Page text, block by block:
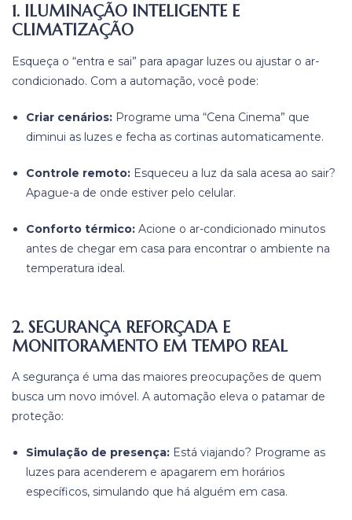
1. ILUMINAÇÃO INTELIGENTE E
CLIMATIZAÇÃO
Esqueça o “entra e sai” para apagar luzes ou ajustar o ar-
condicionado. Com a automação, você pode:
Criar cenários: Programe uma “Cena Cinema” que
diminui as luzes e fecha as cortinas automaticamente.
Controle remoto: Esqueceu a luz da sala acesa ao sair?
Apague-a de onde estiver pelo celular.
Conforto térmico: Acione o ar-condicionado minutos
antes de chegar em casa para encontrar o ambiente na
temperatura ideal.
2. SEGURANÇA REFORÇADA E
MONITORAMENTO EM TEMPO REAL
A segurança é uma das maiores preocupações de quem
busca um novo imóvel. A automação eleva o patamar de
proteção:
Simulação de presença: Está viajando? Programe as
luzes para acenderem e apagarem em horários
específicos, simulando que há alguém em casa.